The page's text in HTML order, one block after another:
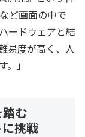
ど画面の中で
ードウェアと結
易度が高く、人
」
む
挑戦